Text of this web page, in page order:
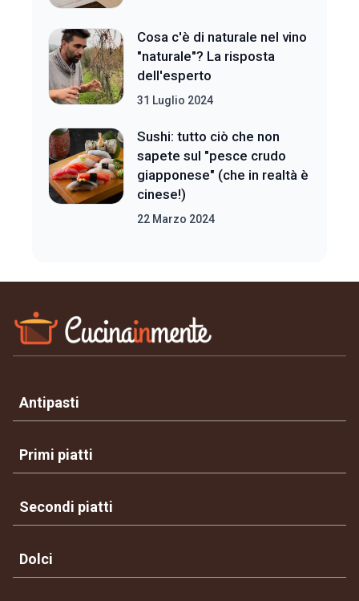
Cosa c'è di naturale nel vino
"naturale"? La risposta
dell'esperto
31 Luglio 2024
Sushi: tutto ciò che non
sapete sul "pesce crudo
giapponese" (che in realtà è
cinese!)
22 Marzo 2024
Antipasti
Primi piatti
Secondi piatti
Dolci